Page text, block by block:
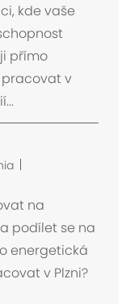
kde vaše
přímo
pracovat v
na
podílet se na
energetická
v Plzni?